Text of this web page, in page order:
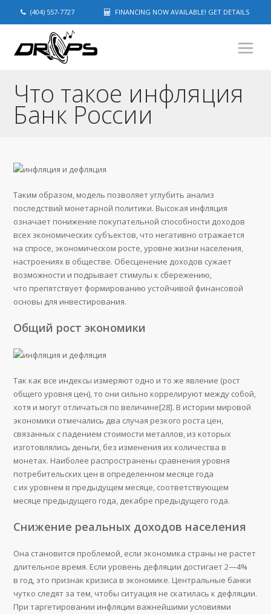
(404) 557-7727 FINANCING NOW AVAILABLE! GET DETAILS
Что такое инфляция
Банк России
Таким образом, модель позволяет углубить анализ
последствий монетарной политики. Высокая инфляция
означает понижение покупательной способности доходов
всех экономических субъектов, что негативно отражается
на спросе, экономическом росте, уровне жизни населения,
настроениях в обществе. Обесценение доходов сужает
возможности и подрывает стимулы к сбережению,
что препятствует формированию устойчивой финансовой
основы для инвестирования.
Общий рост экономики
Так как все индексы измеряют одно и то же явление (рост
общего уровня цен), то они сильно коррелируют между собой,
хотя и могут отличаться по величине[28]. В истории мировой
экономики отмечались два случая резкого роста цен,
связанных с падением стоимости металлов, из которых
изготовлялись деньги, без изменения их количества в
монетах. Наиболее распространены сравнения уровня
потребительских цен в определенном месяце года
с их уровнем в предыдущем месяце, соответствующем
месяце предыдущего года, декабре предыдущего года.
Снижение реальных доходов населения
Она становится проблемой, если экономика страны не растет
длительное время. Если уровень дефляции достигает 2—4%
в год, это признак кризиса в экономике. Центральные банки
чутко следят за тем, чтобы ситуация не скатилась к дефляции.
При таргетировании инфляции важнейшими условиями